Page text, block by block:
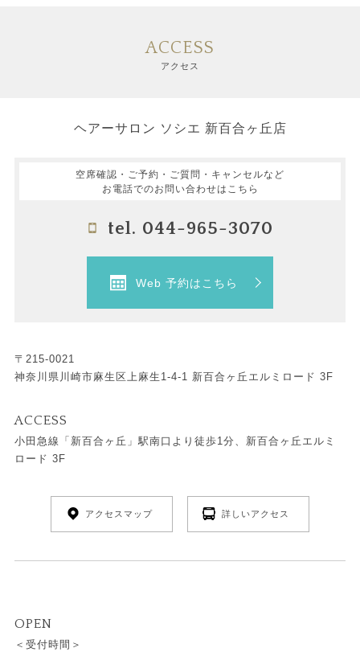
ACCESS
アクセス
ヘアーサロン ソシエ 新百合ヶ丘店
空席確認・ご予約・ご質問・キャンセルなど
お電話でのお問い合わせはこちら
tel. 044-965-3070
Web 予約はこちら
〒215-0021
神奈川県川崎市麻生区上麻生1-4-1 新百合ヶ丘エルミロード 3F
ACCESS
小田急線「新百合ヶ丘」駅南口より徒歩1分、新百合ヶ丘エルミ
ロード 3F
アクセスマップ 詳しいアクセス
OPEN
＜受付時間＞